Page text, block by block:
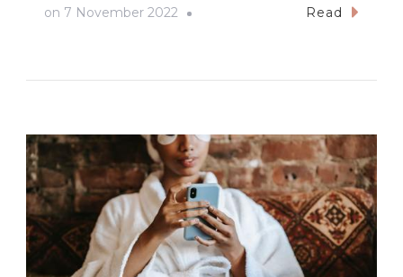
on 7 November 2022 Read